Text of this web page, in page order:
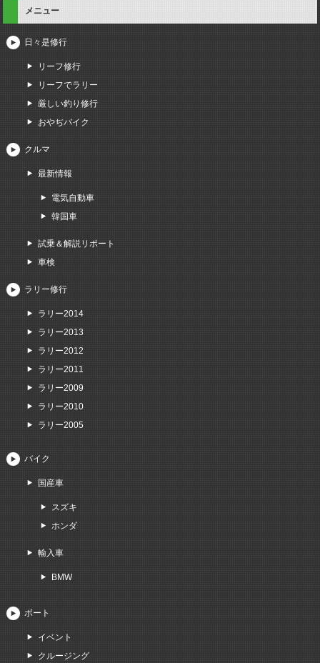
メニュー
日々是修行
リーフ修行
リーフでラリー
厳しい釣り修行
おやぢバイク
クルマ
最新情報
電気自動車
韓国車
試乗＆解説リポート
車検
ラリー修行
ラリー2014
ラリー2013
ラリー2012
ラリー2011
ラリー2009
ラリー2010
ラリー2005
バイク
国産車
スズキ
ホンダ
輸入車
BMW
ボート
イベント
クルージング